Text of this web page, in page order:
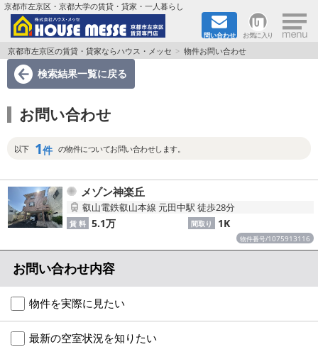
京都市左京区・京都大学の賃貸・貸家・一人暮らし
問い合わせ お気に入り ×
TOPページ
地図から検索
地域から検索
京都大学＆京都芸術大学生さんに
書類DL & 入居者さまへ
家族で住むならマンション？賃家？
一人暮らしの物件特集
ペット相談OKの賃貸！
特選物件
京都市左京区の賃貸・貸家ならハウス・メッセ 物件お問い合わせ
検索結果一覧に戻る
お問い合わせ
以下 1件 の物件についてお問い合わせします。
物件番号/1075913116
メゾン神楽丘
叡山電鉄叡山本線 元田中駅 徒歩28分
賃 料 5.1万 間取り 1K
お問い合わせ内容
物件を実際に見たい
最新の空室状況を知りたい